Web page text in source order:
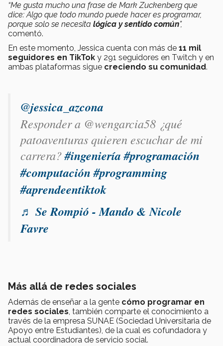
“Me gusta mucho una frase de Mark Zuckenberg que
dice: Algo que todo mundo puede hacer es programar,
porque solo se necesita lógica y sentido común”,
comentó.
En este momento, Jessica cuenta con más de 11 mil
seguidores en TikTok y 291 seguidores en Twitch y en
ambas plataformas sigue creciendo su comunidad.
@jessica_azcona
Responder a @wengarcia58 ¿qué
patoaventuras quieren escuchar de mi
carrera?#ingeniería #programación
#computación #programming
#aprendeentiktok
♬ Se Rompió - Mando & Nicole
Favre
Más allá de redes sociales
Además de enseñar a la gente cómo programar en
redes sociales, también comparte el conocimiento a
través de la empresa SUNAE (Sociedad Universitaria de
Apoyo entre Estudiantes), de la cual es cofundadora y
actual coordinadora de servicio social.